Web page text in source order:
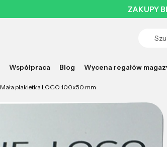
ZAKUPY
Współpraca Blog Wycena regałów
Mała plakietka LOGO 100x50 mm